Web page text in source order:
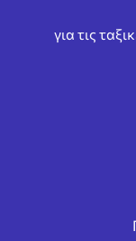
για τις